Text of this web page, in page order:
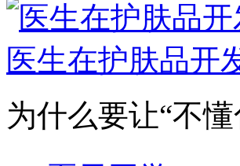
医生在护肤品开
为什么要让“不